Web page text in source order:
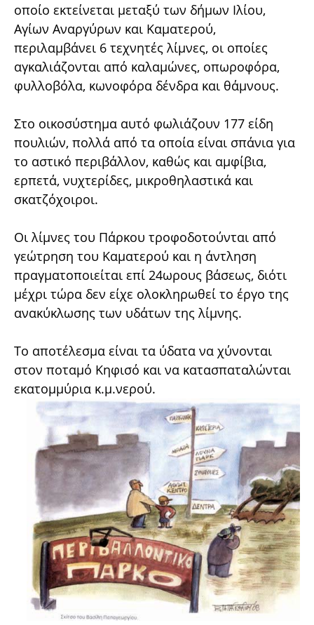
οποίο εκτείνεται μεταξύ των δήμων Ιλίου,
Αγίων Αναργύρων και Καματερού,
περιλαμβάνει 6 τεχνητές λίμνες, οι οποίες
αγκαλιάζονται από καλαμώνες, οπωροφόρα,
φυλλοβόλα, κωνοφόρα δένδρα και θάμνους.
Στο οικοσύστημα αυτό φωλιάζουν 177 είδη
πουλιών, πολλά από τα οποία είναι σπάνια για
το αστικό περιβάλλον, καθώς και αμφίβια,
ερπετά, νυχτερίδες, μικροθηλαστικά και
σκατζόχοιροι.
Οι λίμνες του Πάρκου τροφοδοτούνται από
γεώτρηση του Καματερού και η άντληση
πραγματοποιείται επί 24ωρους βάσεως, διότι
μέχρι τώρα δεν είχε ολοκληρωθεί το έργο της
ανακύκλωσης των υδάτων της λίμνης.
Το αποτέλεσμα είναι τα ύδατα να χύνονται
στον ποταμό Κηφισό και να κατασπαταλώνται
εκατομμύρια κ.μ.νερού.